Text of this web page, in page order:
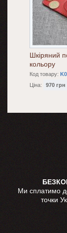
Шкіряний
кольору
Код товару:
Ціна:
970 грн
Ми сплатимо
точки